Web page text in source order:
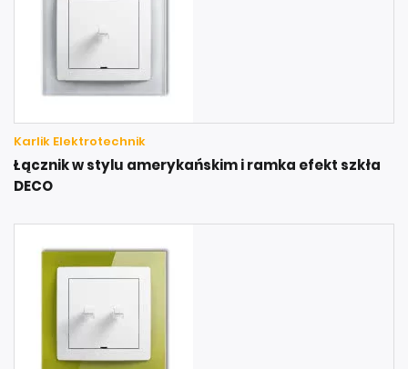
Karlik Elektrotechnik
Łącznik w stylu amerykańskim i ramka efekt szkła
DECO